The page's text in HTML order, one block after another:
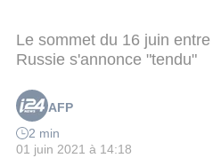
Le sommet du 16 juin
Russie s'annonce "tendu"
AFP
2 min
01 juin 2021 à 14:18